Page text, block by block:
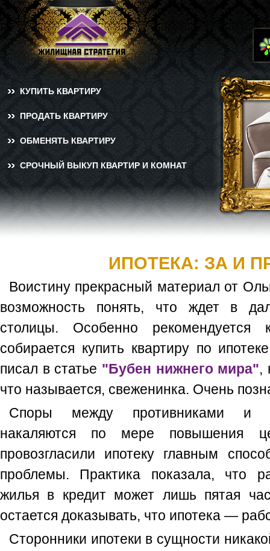
КУПИТЬ КВАРТИРУ
ПРОДАТЬ КВАРТИРУ
ОБМЕНЯТЬ КВАРТИРУ
СРОЧНЫЙ ВЫКУП КВАРТИР И КОМНАТ
ИПОТЕКА: ЗА И
Воистину прекрасный материал от
возможность понять, что ждет в
столицы. Особенно
собирается купить квартиру по
писал в статье "Бубен нижнего мира",
что называется, свеженинка. Очень
Споры между противниками и
накаляются по мере повышения
провозгласили ипотеку главным
проблемы. Практика показала, что
жилья в кредит может лишь пятая
остается доказывать, что ипотека —
Сторонники ипотеки в сущности